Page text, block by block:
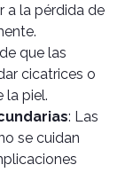
a la pérdida de
que las
cicatrices o
la piel.
: Las
se cuidan